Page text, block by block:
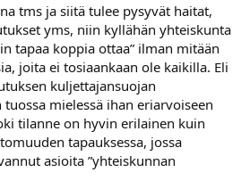
tms ja siitä tulee pysyvät haitat,
yms, niin kyllähän yhteiskunta
tapaa koppia ottaa” ilman mitään
joita ei tosiaankaan ole kaikilla. Eli
kuljettajansuojan
mielessä ihan eriarvoiseen
tilanne on hyvin erilainen kuin
tapauksessa, jossa
asioita ”yhteiskunnan